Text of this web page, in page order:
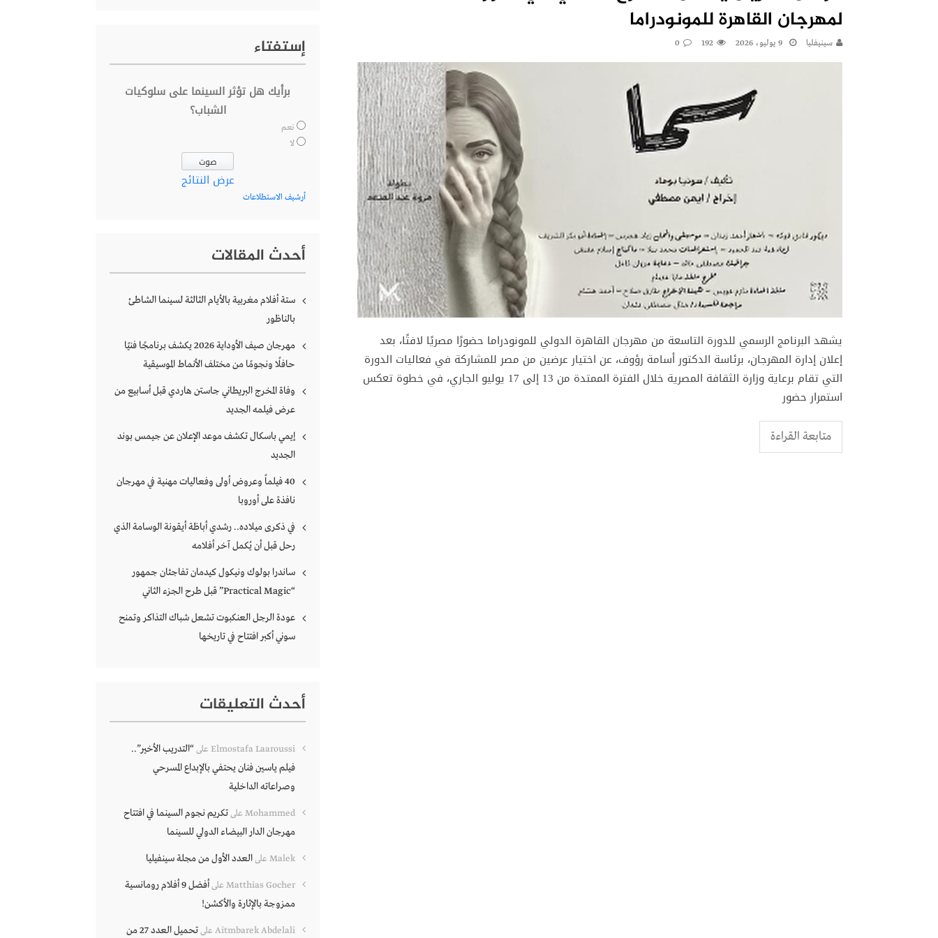
لمهرجان القاهرة للمونودراما
سينيفليا 9 يوليو، 2026 192
0
يشهد البرنامج الرسمي للدورة التاسعة من مهرجان القاهرة الدولي للمونودراما حضورًا مصريًا لافتًا، بعد
إعلان إدارة المهرجان، برئاسة الدكتور أسامة رؤوف، عن اختيار عرضين من مصر للمشاركة في فعاليات الدورة
التي تقام برعاية وزارة الثقافة المصرية خلال الفترة الممتدة من 13 إلى 17 يوليو الجاري، في خطوة تعكس
استمرار حضور
متابعة القراءة
إستفتاء
برأيك هل تؤثر السينما على سلوكيات
الشباب؟
نعم
لا
عرض النتائج
أرشيف الاستطلاعات
أحدث المقالات
ستة أفلام مغربية بالأيام الثالثة لسينما الشاطئ
بالناظور
مهرجان صيف الأوداية 2026 يكشف برنامجًا فنيًا
حافلًا ونجومًا من مختلف الأنماط الموسيقية
وفاة المخرج البريطاني جاستن هاردي قبل أسابيع من
عرض فيلمه الجديد
إيمي باسكال تكشف موعد الإعلان عن جيمس بوند
الجديد
40 فيلماً وعروض أولى وفعاليات مهنية في مهرجان
نافذة على أوروبا
في ذكرى ميلاده.. رشدي أباظة أيقونة الوسامة الذي
رحل قبل أن يُكمل آخر أفلامه
ساندرا بولوك ونيكول كيدمان تفاجئان جمهور
“Practical Magic” قبل طرح الجزء الثاني
عودة الرجل العنكبوت تشعل شباك التذاكر وتمنح
سوني أكبر افتتاح في تاريخها
أحدث التعليقات
Elmostafa Laaroussi على“التدريب الأخير”..
فيلم ياسين فنان يحتفي بالإبداع المسرحي
وصراعاته الداخلية
Mohammed علىتكريم نجوم السينما في افتتاح
مهرجان الدار البيضاء الدولي للسينما
Malek علىالعدد الأول من مجلة سينفيليا
Matthias Gocher على
أفضل 9 أفلام رومانسية
ممزوجة بالإثارة والأكشن!
Aitmbarek Abdelali على
تحميل العدد 27 من